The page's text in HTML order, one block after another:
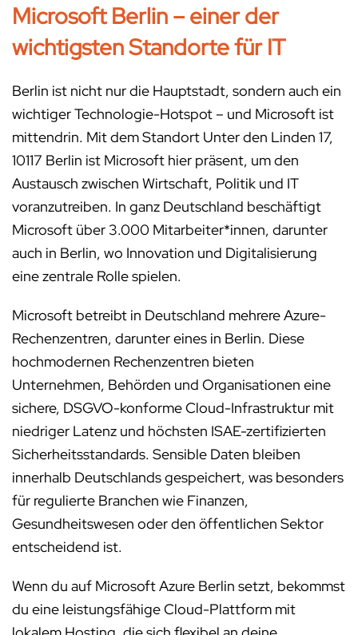
Microsoft Berlin – einer der
wichtigsten Standorte für IT
Berlin ist nicht nur die Hauptstadt, sondern auch ein
wichtiger Technologie-Hotspot – und Microsoft ist
mittendrin. Mit dem Standort Unter den Linden 17,
10117 Berlin ist Microsoft hier präsent, um den
Austausch zwischen Wirtschaft, Politik und IT
voranzutreiben. In ganz Deutschland beschäftigt
Microsoft über 3.000 Mitarbeiter*innen, darunter
auch in Berlin, wo Innovation und Digitalisierung
eine zentrale Rolle spielen.
Microsoft betreibt in Deutschland mehrere Azure-
Rechenzentren, darunter eines in Berlin. Diese
hochmodernen Rechenzentren bieten
Unternehmen, Behörden und Organisationen eine
sichere, DSGVO-konforme Cloud-Infrastruktur mit
niedriger Latenz und höchsten ISAE-zertifizierten
Sicherheitsstandards. Sensible Daten bleiben
innerhalb Deutschlands gespeichert, was besonders
für regulierte Branchen wie Finanzen,
Gesundheitswesen oder den öffentlichen Sektor
entscheidend ist.
Wenn du auf Microsoft Azure Berlin setzt, bekommst
du eine leistungsfähige Cloud-Plattform mit